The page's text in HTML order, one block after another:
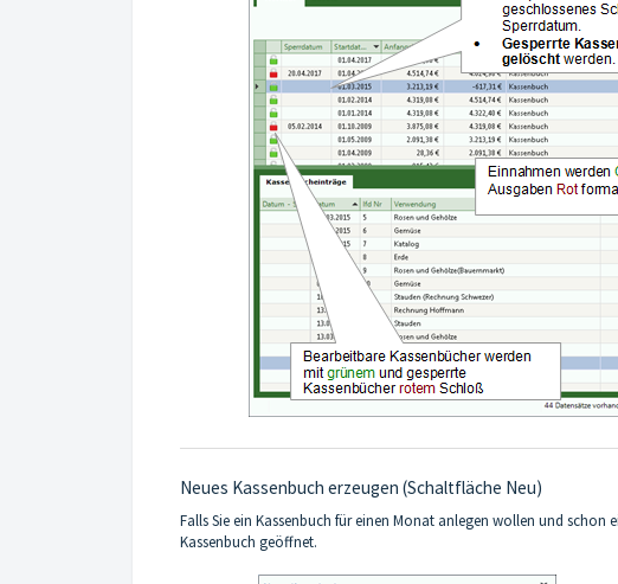
Neues Kassenbuch erzeugen (Schaltfläche Neu)
Falls Sie ein Kassenbuch für einen Monat anlegen wollen und schon
Kassenbuch geöffnet.